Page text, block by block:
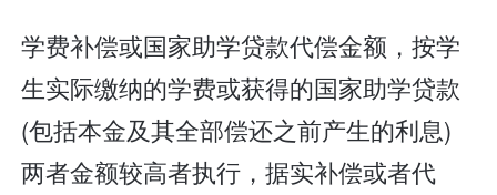
学费补偿或国家助学贷款代偿金额，按学
生实际缴纳的学费或获得的国家助学贷款
(包括本金及其全部偿还之前产生的利息)
两者金额较高者执行，据实补偿或者代